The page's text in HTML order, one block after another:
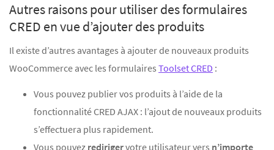
Autres raisons pour utiliser des formulaires
CRED en vue d’ajouter des produits
Il existe d’autres avantages à ajouter de nouveaux produits
WooCommerce avec les formulaires Toolset CRED :
Vous pouvez publier vos produits à l’aide de la
fonctionnalité CRED AJAX : l’ajout de nouveaux produits
s’effectuera plus rapidement.
Vous pouvez redirigervotre utilisateur vers n’importe